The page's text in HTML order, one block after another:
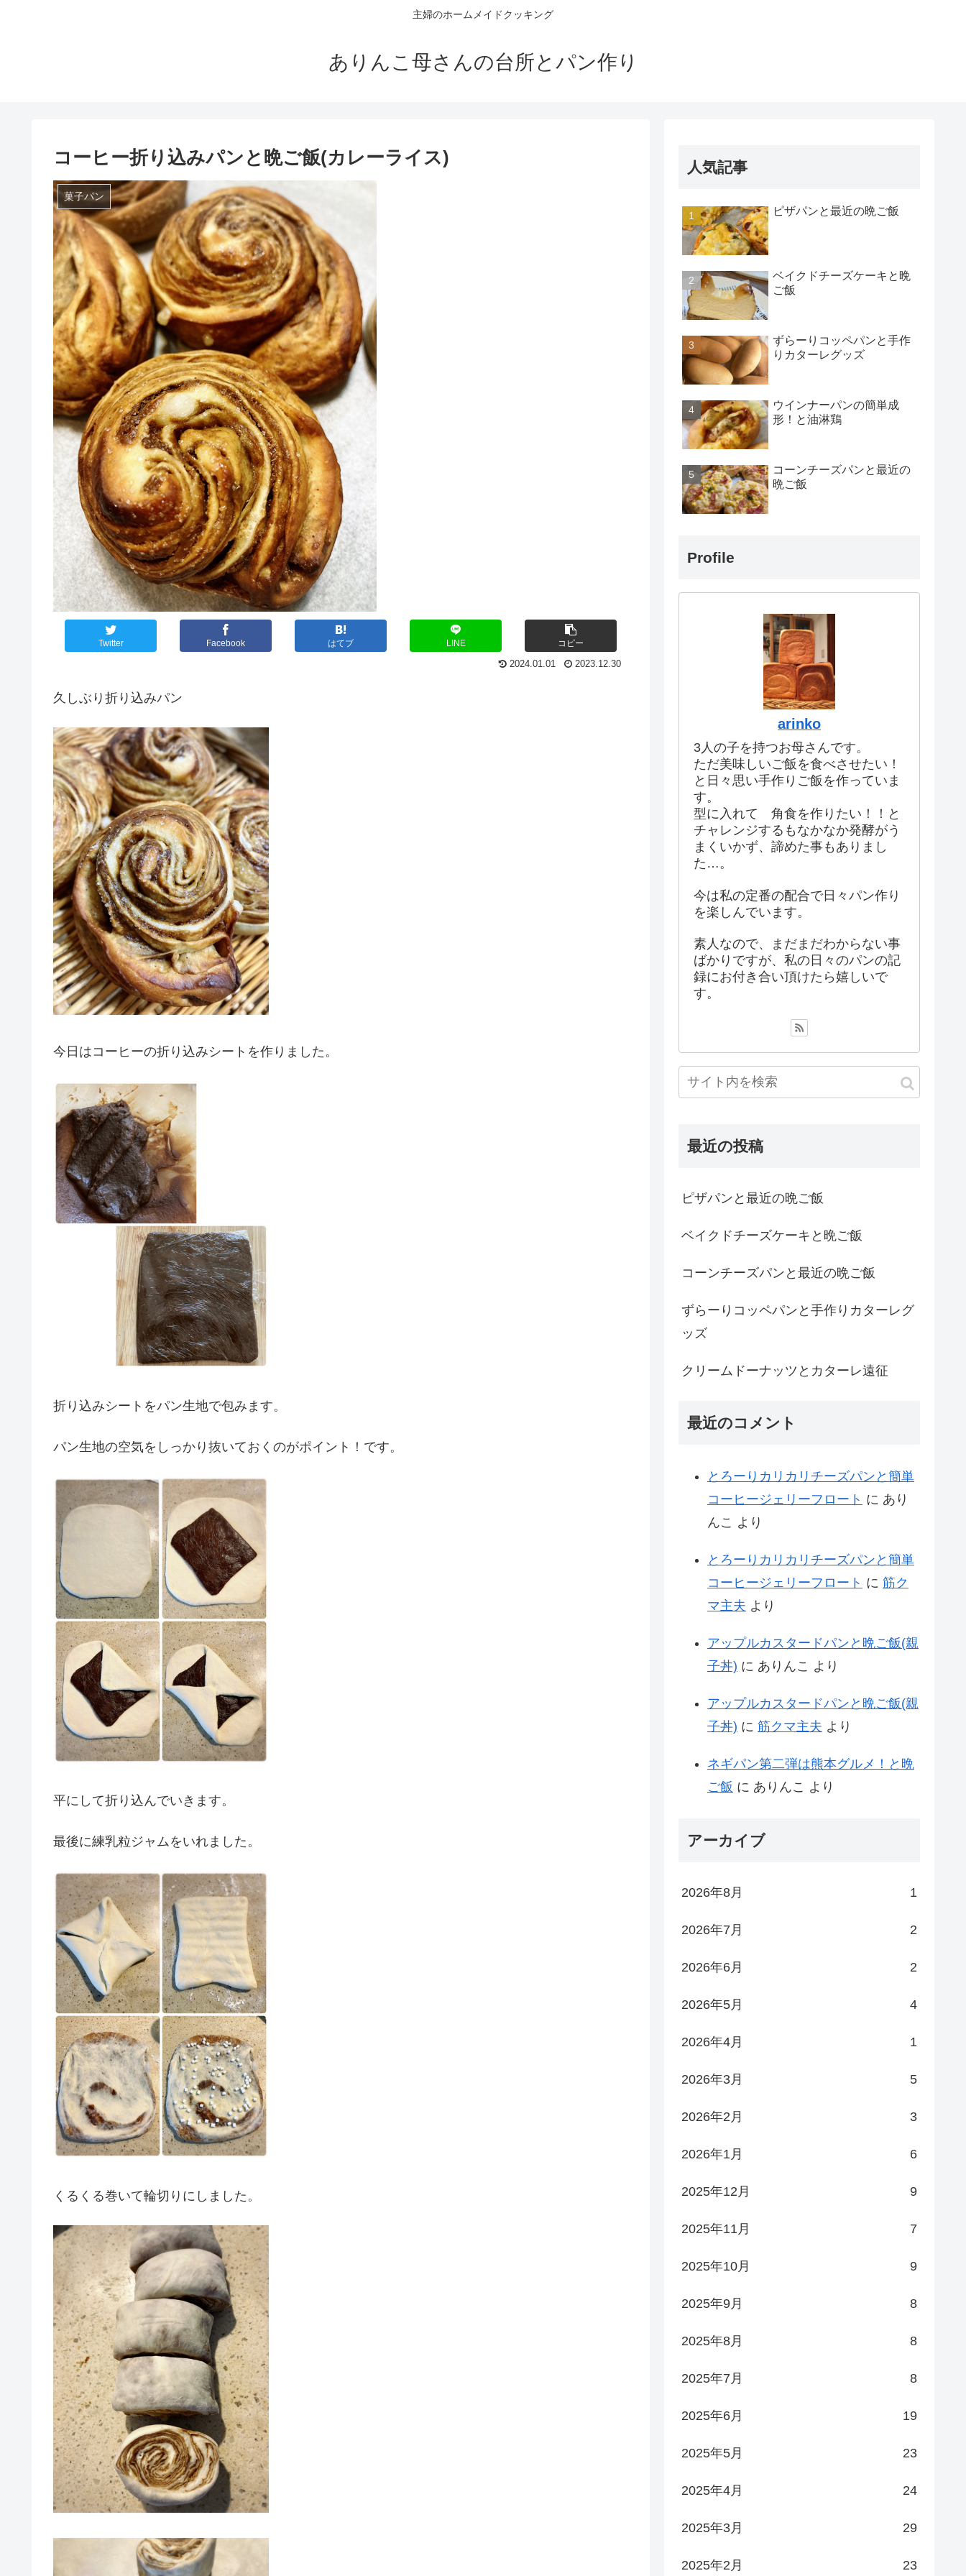
主婦のホームメイドクッキング
ありんこ母さんの台所とパン作り
コーヒー折り込みパンと晩ご飯(カレーライス)
菓子パン
Twitter Facebook はてブ LINE コピー
2024.01.01 2023.12.30
久しぶり折り込みパン
今日はコーヒーの折り込みシートを作りました。
折り込みシートをパン生地で包みます。
パン生地の空気をしっかり抜いておくのがポイント！です。
平にして折り込んでいきます。
最後に練乳粒ジャムをいれました。
くるくる巻いて輪切りにしました。
人気記事
ピザパンと最近の晩ご飯
ベイクドチーズケーキと晩
ご飯
ずらーりコッペパンと手作
りカターレグッズ
ウインナーパンの簡単成
形！と油淋鶏
コーンチーズパンと最近の
晩ご飯
Profile
arinko
3人の子を持つお母さんです。
ただ美味しいご飯を食べさせたい！
と日々思い手作りご飯を作っていま
す。
型に入れて 角食を作りたい！！と
チャレンジするもなかなか発酵がう
まくいかず、諦めた事もありまし
た…。
今は私の定番の配合で日々パン作り
を楽しんでいます。
素人なので、まだまだわからない事
ばかりですが、私の日々のパンの記
録にお付き合い頂けたら嬉しいで
す。
最近の投稿
ピザパンと最近の晩ご飯
ベイクドチーズケーキと晩ご飯
コーンチーズパンと最近の晩ご飯
ずらーりコッペパンと手作りカターレグ
ッズ
クリームドーナッツとカターレ遠征
最近のコメント
とろーりカリカリチーズパンと簡単
コーヒージェリーフロート に あり
んこ より
とろーりカリカリチーズパンと簡単
コーヒージェリーフロート に 筋ク
マ主夫 より
アップルカスタードパンと晩ご飯(親
子丼) に ありんこ より
アップルカスタードパンと晩ご飯(親
子丼) に 筋クマ主夫 より
ネギパン第二弾は熊本グルメ！と晩
ご飯 に ありんこ より
アーカイブ
2026年8月 1
2026年7月 2
2026年6月 2
2026年5月 4
2026年4月 1
2026年3月 5
2026年2月 3
2026年1月 6
2025年12月 9
2025年11月 7
2025年10月 9
2025年9月 8
2025年8月 8
2025年7月 8
2025年6月 19
2025年5月 23
2025年4月 24
2025年3月 29
2025年2月 23